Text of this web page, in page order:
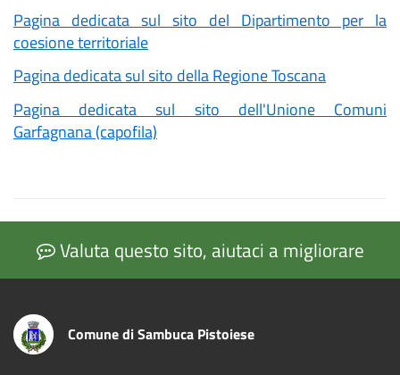
Pagina dedicata sul sito del Dipartimento per la
coesione territoriale
Pagina dedicata sul sito della Regione Toscana
Pagina dedicata sul sito dell'Unione Comuni
Garfagnana (capofila)
Valuta questo sito, aiutaci a migliorare
Comune di Sambuca Pistoiese